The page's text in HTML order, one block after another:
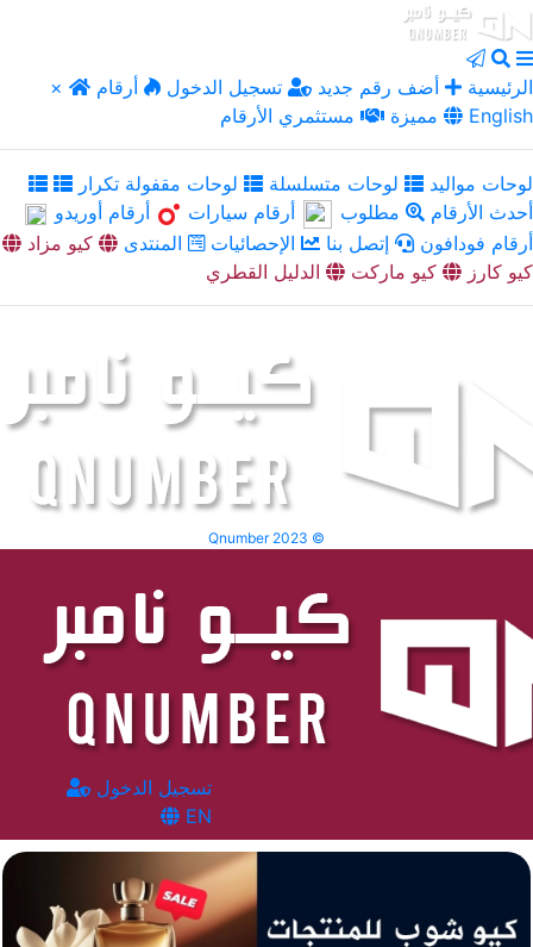
× الرئيسية أضف رقم جديد تسجيل الدخول
أرقام
مميزة
مستثمري الأرقام English
لوحات مواليد لوحات متسلسلة
لوحات مقفولة تكرار
أحدث الأرقام
مطلوب أرقام سيارات
أرقام أوريدو
أرقام فودافون
إتصل بنا الإحصائيات المنتدى
كيو مزاد
كيو كارز
كيو ماركت الدليل القطري
Qnumber 2023 ©
تسجيل الدخول
EN